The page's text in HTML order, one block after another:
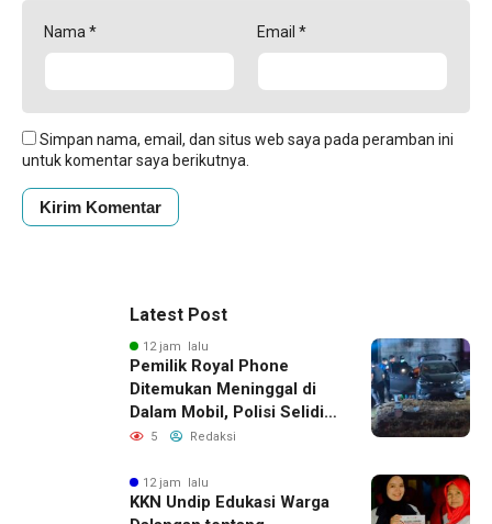
Nama * Email *
Simpan nama, email, dan situs web saya pada peramban ini
untuk komentar saya berikutnya.
Latest Post
12 jam lalu
Pemilik Royal Phone
Ditemukan Meninggal di
Dalam Mobil, Polisi Selidiki
Dugaan Keterkaitan
5 Redaksi
12 jam lalu
KKN Undip Edukasi Warga